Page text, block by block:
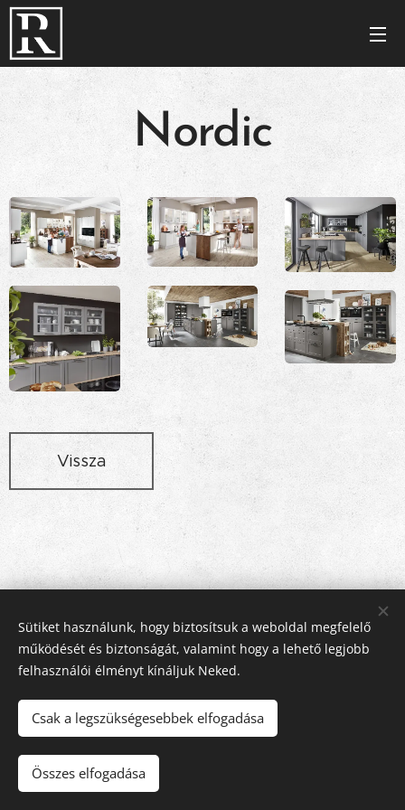
Nordic
Vissza
Rex Stúdió Konyhabútor és Lakberendezés, 2112 Veresegyház,
Pázmány utca 11 , +36-28-586800, +36-20-3166140
Sütik
Sütiket használunk, hogy biztosítsuk a weboldal megfelelő
működését és biztonságát, valamint hogy a lehető legjobb
felhasználói élményt kínáljuk Neked.
Csak a legszükségesebbek elfogadása
Összes elfogadása